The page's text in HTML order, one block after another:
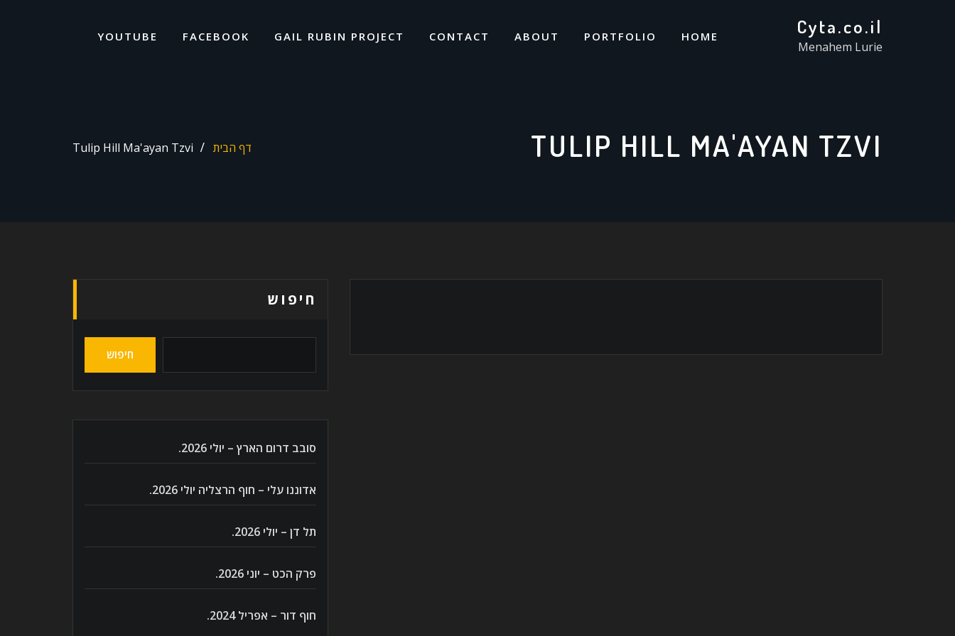
Cyta.co.il
Menahem Lurie
HOME
PORTFOLIO
ABOUT
CONTACT
GAIL RUBIN PROJECT
FACEBOOK
YOUTUBE
TULIP HILL MA'AYAN TZVI דף הבית Tulip Hill Ma'ayan Tzvi
חיפוש
חיפוש
סובב דרום הארץ – יולי 2026.
אדוננו עלי – חוף הרצליה יולי 2026.
תל דן – יולי 2026.
פרק הכט – יוני 2026.
חוף דור – אפריל 2024.